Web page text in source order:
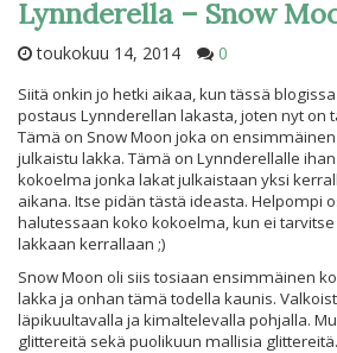
Lynnderella – Snow
toukokuu 14, 2014 0
Siitä onkin jo hetki aikaa, kun tässä
postaus Lynnderellan lakasta, joten nyt on
Tämä on Snow Moon joka on
julkaistu lakka. Tämä on Lynnderellalle
kokoelma jonka lakat julkaistaan yksi
aikana. Itse pidän tästä ideasta. Helpompi
halutessaan koko kokoelma, kun ei
lakkaan kerrallaan ;)
Snow Moon oli siis tosiaan ensimmäinen
lakka ja onhan tämä todella kaunis.
läpikuultavalla ja kimaltelevalla pohjalla.
glittereitä sekä puolikuun mallisia glittereitä.